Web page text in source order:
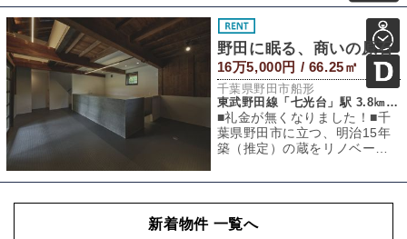
くこと約5分。駅
野田に眠る、商いの原石
16万5,000円 / 66.25㎡
千葉県野田市船形
東武野田線「七光台」駅 3.8㎞（車約10分）
■礼金が無くなりました！■千
葉県野田市に立つ、明治15年
築（推定）の蔵をリノベーシ
雰囲気のある
新着物件 一覧へ